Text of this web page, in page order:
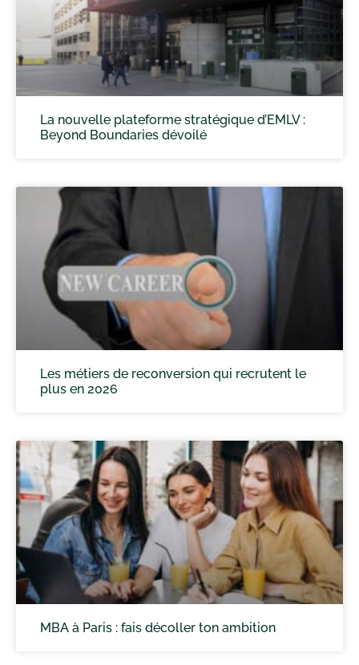
La nouvelle plateforme stratégique d’EMLV :
Beyond Boundaries dévoilé
Les métiers de reconversion qui recrutent le
plus en 2026
MBA à Paris : fais décoller ton ambition